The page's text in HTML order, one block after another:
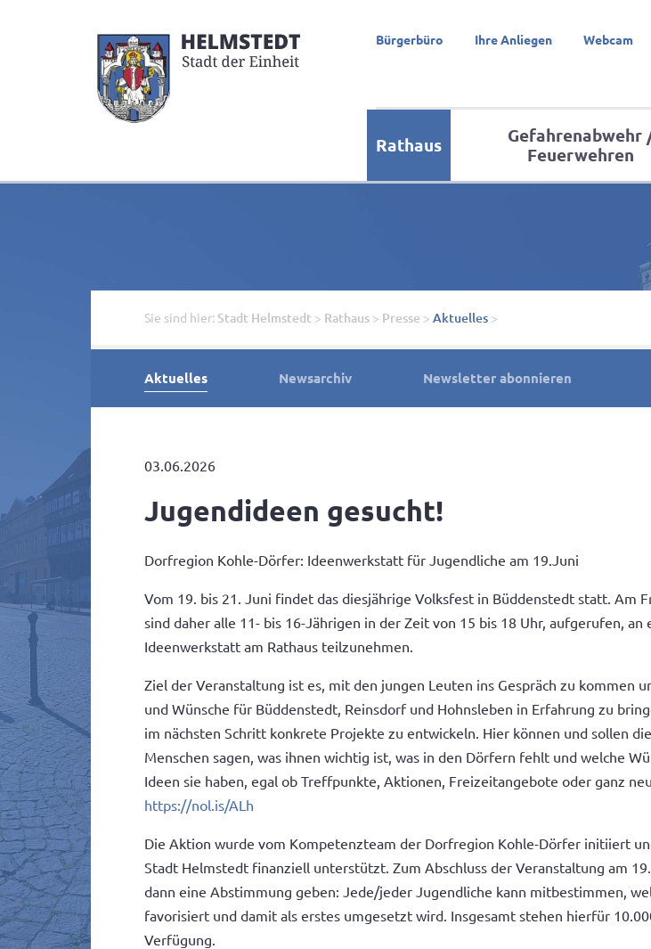
Bürgerbüro Ihre Anliegen Webcam
Rathaus
Gefahrenabwehr
Feuerwehren
Sie sind hier: Stadt Helmstedt > Rathaus > Presse > Aktuelles >
Aktuelles Newsarchiv Newsletter abonnieren
03.06.2026
Jugendideen gesucht!
Dorfregion Kohle-Dörfer: Ideenwerkstatt für Jugendliche am 19.Juni
Vom 19. bis 21. Juni findet das diesjährige Volksfest in Büddenstedt statt. Am
sind daher alle 11- bis 16-Jährigen in der Zeit von 15 bis 18 Uhr, aufgerufen, an
Ideenwerkstatt am Rathaus teilzunehmen.
Ziel der Veranstaltung ist es, mit den jungen Leuten ins Gespräch zu kommen
und Wünsche für Büddenstedt, Reinsdorf und Hohnsleben in Erfahrung zu
im nächsten Schritt konkrete Projekte zu entwickeln. Hier können und sollen
Menschen sagen, was ihnen wichtig ist, was in den Dörfern fehlt und welche
Ideen sie haben, egal ob Treffpunkte, Aktionen, Freizeitangebote oder ganz
https://nol.is/ALh
Die Aktion wurde vom Kompetenzteam der Dorfregion Kohle-Dörfer initiiert
Stadt Helmstedt finanziell unterstützt. Zum Abschluss der Veranstaltung am
dann eine Abstimmung geben: Jede/jeder Jugendliche kann mitbestimmen,
favorisiert und damit als erstes umgesetzt wird. Insgesamt stehen hierfür
Verfügung.